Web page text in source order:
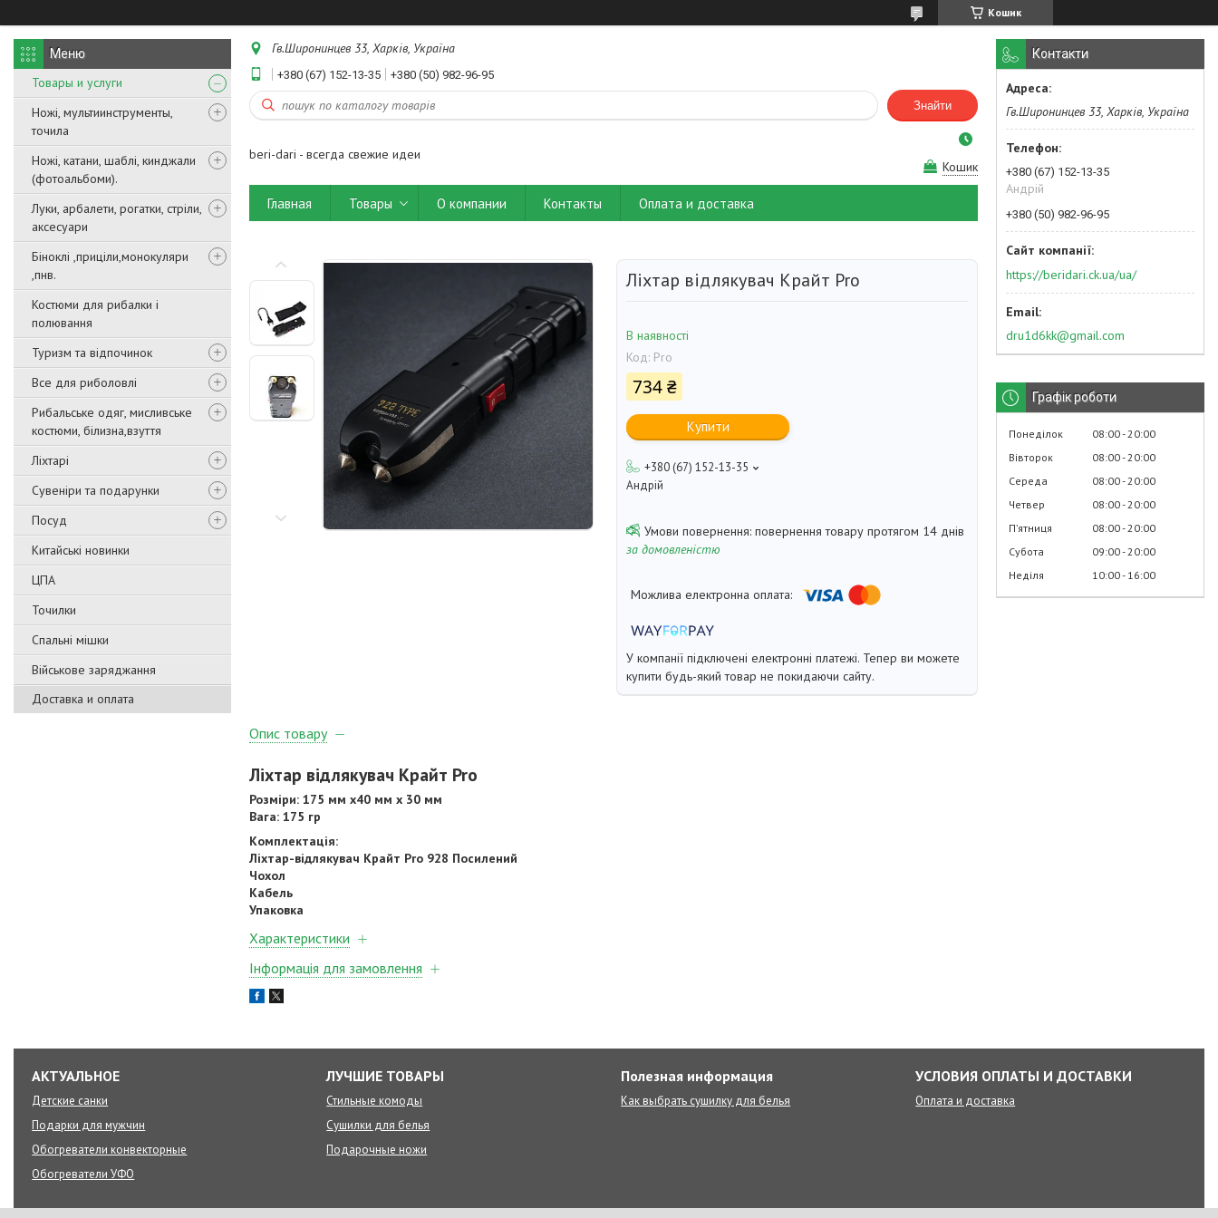
Кошик
Товары и услуги
Ножі, мультиинструменты,
точила
Ножі, катани, шаблі, кинджали
(фотоальбоми).
Луки, арбалети, рогатки, стріли,
аксесуари
Біноклі ,приціли,монокуляри
,пнв.
Костюми для рибалки і
полювання
Туризм та відпочинок
Все для риболовлі
Рибальське одяг, мисливське
костюми, білизна,взуття
Ліхтарі
Сувеніри та подарунки
Посуд
Китайські новинки
ЦПА
Точилки
Спальні мішки
Військове заряджання
Доставка и оплата
Гв.Широнинцев 33, Харків, Україна
+380 (67) 152-13-35 +380 (50) 982-96-95
Знайти
beri-dari - всегда свежие идеи
Кошик
Главная Товары О компании Контакты Оплата и доставка
Ліхтар відлякувач Крайт Pro
В наявності
Код: Pro
734 ₴
Купити
+380 (67) 152-13-35
Андрій
повернення товару протягом 14 днів
за домовленістю
У компанії підключені електронні платежі. Тепер ви можете
купити будь-який товар не покидаючи сайту.
Опис товару
Ліхтар відлякувач Крайт Pro
Розміри: 175 мм х40 мм х 30 мм
Вага: 175 гр
Комплектація:
Ліхтар-відлякувач Крайт Pro 928 Посилений
Чохол
Кабель
Упаковка
Характеристики
Інформація для замовлення
Контакти
Гв.Широнинцев 33, Харків, Україна
+380 (67) 152-13-35
Андрій
+380 (50) 982-96-95
https://beridari.ck.ua/ua/
dru1d6kk@gmail.com
Графік роботи
Понеділок 08:00 20:00
Вівторок
08:00 20:00
Середа
08:00 20:00
Четвер
08:00 20:00
Пʼятниця
08:00 20:00
Субота
09:00 20:00
Неділя
10:00 16:00
АКТУАЛЬНОЕ
Детские санки
Подарки для мужчин
Обогреватели конвекторные
Обогреватели УФО
ЛУЧШИЕ ТОВАРЫ
Стильные комоды
Сушилки для белья
Подарочные ножи
Полезная информация
Как выбрать сушилку для белья
УСЛОВИЯ ОПЛАТЫ И ДОСТАВКИ
Оплата и доставка